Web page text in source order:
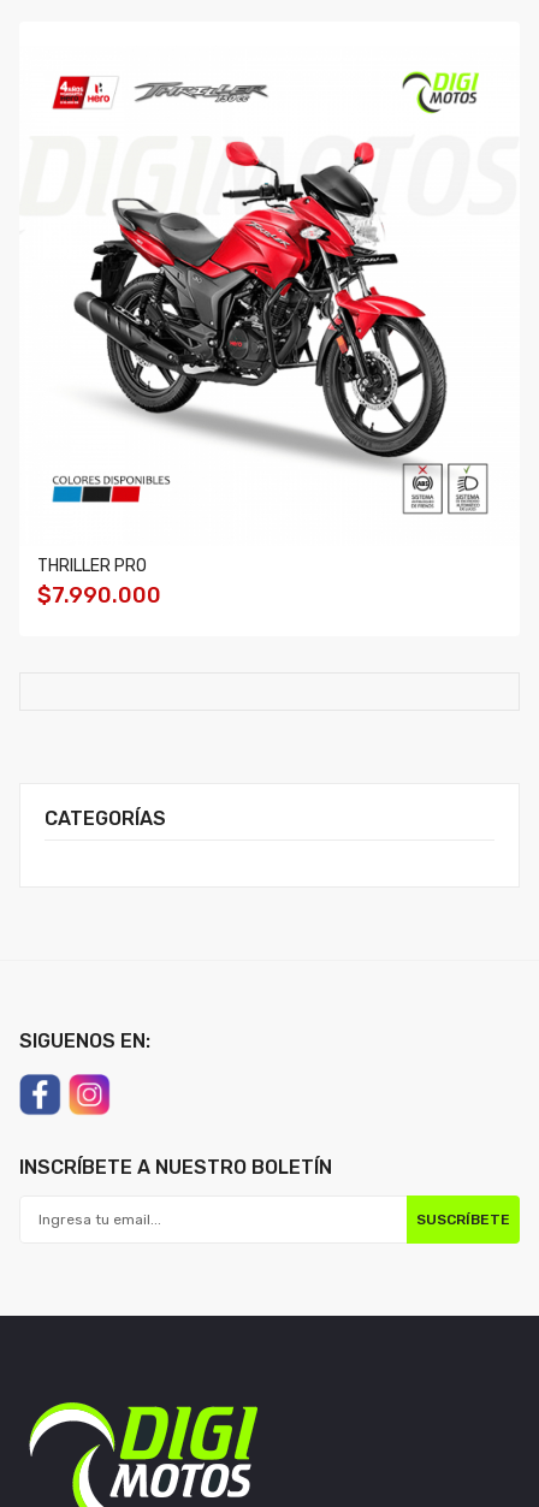
CATEGORÍAS
THRILLER PRO
$7.990.000
SIGUENOS EN:
INSCRÍBETE A NUESTRO BOLETÍN
SUSCRÍBETE